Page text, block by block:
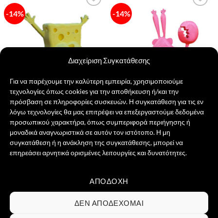
Διαχείριση Συγκατάθεσης
Για να παρέχουμε την καλύτερη εμπειρία, χρησιμοποιούμε
τεχνολογίες όπως cookies για την αποθήκευση ή/και την
πρόσβαση σε πληροφορίες συσκευών. Η συγκατάθεση για τις εν
λόγω τεχνολογίες θα μας επιτρέψει να επεξεργαστούμε δεδομένα
προσωπικού χαρακτήρα, όπως συμπεριφορά περιήγησης ή
μοναδικά αναγνωριστικά σε αυτόν τον ιστότοπο. Η μη
συγκατάθεση ή η ανάκληση της συγκατάθεσης, μπορεί να
επηρεάσει αρνητικά ορισμένες λειτουργίες και δυνατότητες.
ΑΠΟΔΟΧΉ
ΔΕΝ ΑΠΟΔΈΧΟΜΑΙ
-14%
Πρόσθήκη
στην λίστα
επιθυμιών
Μαγνητάκι Bob κωλαράκης
7,00€ Original
price
7,00 €.
6,00€Η
τρέχουσα
τιμή
είναι:
6,00 €.
ΠΡΟΣΘΉΚΗ ΣΤΟ ΚΑΛΆΘΙ
-14%
στην λίστα
επιθυμιών
Μαγνητάκι Mr. Krabs
7,00€ Original
price
7,00 €.
6,00€Η
τρέχουσα
τιμή
είναι:
6,00 €.
ΠΡΟΣΘΉΚΗ ΣΤΟ ΚΑΛΆΘΙ
Visa PayPal
Card
ΣΧΕΤΙΚΆ ΜΕ ΕΜΆΣ ΕΠΙΚΟΙΝΩΝΊΑ
ΣΥΧΝΈΣ ΕΡΩΤΉΣΕΙΣ
ΠΟΛΙΤΙΚΉ ΑΠΟΡΡΉΤΟΥ
ΠΟΛΙΤΙΚΉ COOKIES